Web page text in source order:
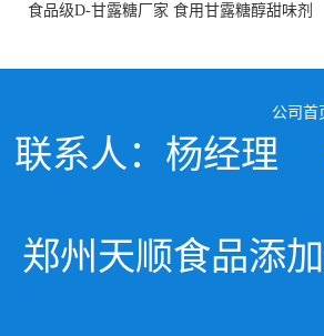
食品级D-甘露糖厂家 食用甘露糖醇甜味剂
公司首
联系人：杨经理
郑州天顺食品添